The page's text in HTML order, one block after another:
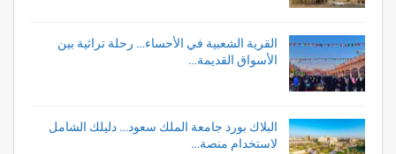
القرية الشعبية في الأحساء… رحلة تراثية بين
الأسواق القديمة…
البلاك بورد جامعة الملك سعود… دليلك الشامل
لاستخدام منصة…